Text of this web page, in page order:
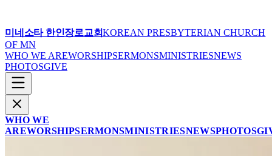
미네소타 한인장로교회KOREAN PRESBYTERIAN CHURCH
OF MN
WHO WE AREWORSHIPSERMONSMINISTRIESNEWS
PHOTOSGIVE
WHO WE
AREWORSHIPSERMONSMINISTRIESNEWSPHOTOS